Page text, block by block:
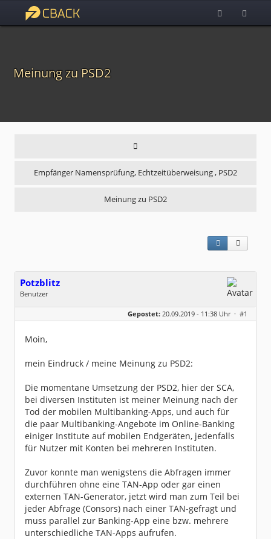
Meinung zu PSD2
Empfänger Namensprüfung, Echtzeitüberweisung , PSD2
Meinung zu PSD2
Potzblitz
Benutzer
Geschlecht:
keine Angabe
Beiträge:
78
Gepostet: 20.09.2019 - 11:38 Uhr · #1
Moin,
mein Eindruck / meine Meinung zu PSD2:
Die momentane Umsetzung der PSD2, hier der SCA,
bei diversen Instituten ist meiner Meinung nach der
Tod der mobilen Multibanking-Apps, und auch für
die paar Multibanking-Angebote im Online-Banking
einiger Institute auf mobilen Endgeräten, jedenfalls
für Nutzer mit Konten bei mehreren Instituten.
Zuvor konnte man wenigstens die Abfragen immer
durchführen ohne eine TAN-App oder gar einen
externen TAN-Generator, jetzt wird man zum Teil bei
jeder Abfrage (Consors) nach einer TAN-gefragt und
muss parallel zur Banking-App eine bzw. mehrere
unterschiedliche TAN-Apps aufrufen.